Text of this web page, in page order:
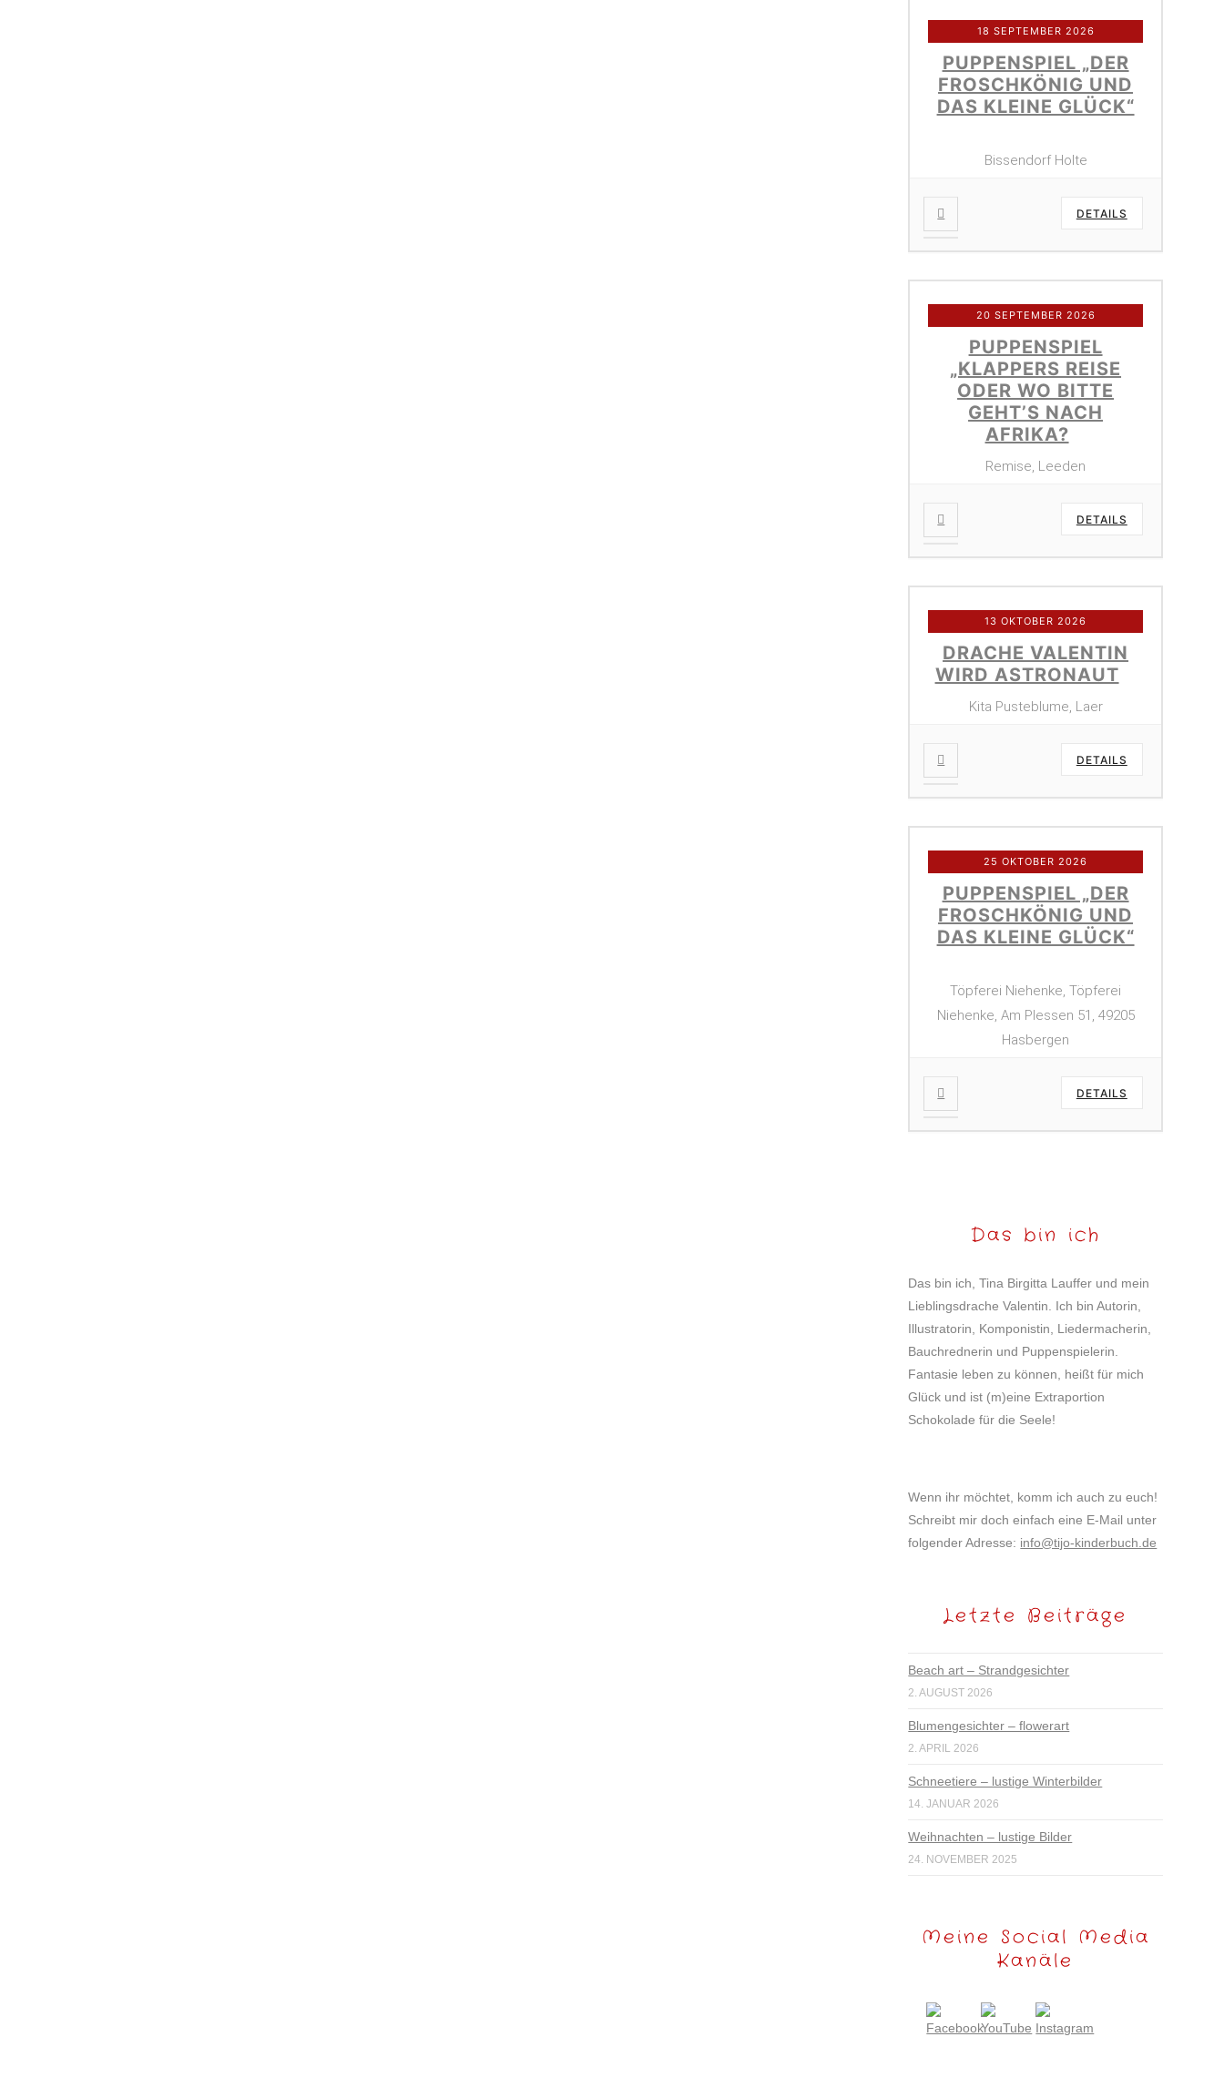
18 SEPTEMBER 2026
PUPPENSPIEL „DER
FROSCHKÖNIG UND
DAS KLEINE GLÜCK“
Bissendorf Holte
DETAILS
20 SEPTEMBER 2026
PUPPENSPIEL
„KLAPPERS REISE
ODER WO BITTE
GEHT’S NACH
AFRIKA?
Remise, Leeden
DETAILS
13 OKTOBER 2026
DRACHE VALENTIN
WIRD ASTRONAUT
Kita Pusteblume, Laer
DETAILS
25 OKTOBER 2026
PUPPENSPIEL „DER
FROSCHKÖNIG UND
DAS KLEINE GLÜCK“
Töpferei Niehenke, Töpferei
Niehenke, Am Plessen 51, 49205
Hasbergen
DETAILS
Das bin ich
Das bin ich, Tina Birgitta Lauffer und mein
Lieblingsdrache Valentin. Ich bin Autorin,
Illustratorin, Komponistin, Liedermacherin,
Bauchrednerin und Puppenspielerin.
Fantasie leben zu können, heißt für mich
Glück und ist (m)eine Extraportion
Schokolade für die Seele!
Wenn ihr möchtet, komm ich auch zu euch!
Schreibt mir doch einfach eine E-Mail unter
folgender Adresse: info@tijo-kinderbuch.de
Letzte Beiträge
Beach art – Strandgesichter
2. AUGUST 2026
Blumengesichter – flowerart
2. APRIL 2026
Schneetiere – lustige Winterbilder
14. JANUAR 2026
Weihnachten – lustige Bilder
24. NOVEMBER 2025
Meine Social Media
Kanäle